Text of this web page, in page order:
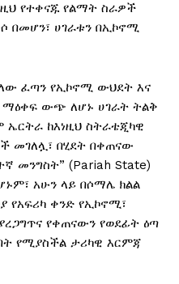
የተቀናጁ የልማት ስራዎች
በመሆን፣ ሀገራቱን በኢኮኖሚ
ፈጣን የኢኮኖሚ ውህደት እና
ውጭ ለሆኑ ሀገራት ትልቅ
ኤርትራ ከእነዚህ ስትራቴጂካዊ
መገለሏ፣ በሂደት በቀጠናው
መንግስት” (Pariah State)
አሁን ላይ በሶማሌ ክልል
ቀንድ የኢኮኖሚ፣
የቀጠናውን የወደፊት ዕጣ
የሚያስችል ታሪካዊ እርምጃ